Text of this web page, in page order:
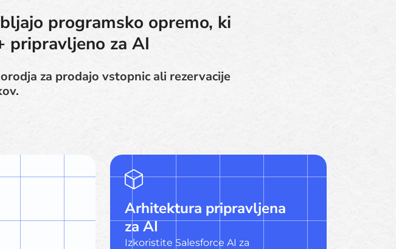
programsko opremo, ki
pripravljeno za AI
za prodajo vstopnic ali rezervacije
Arhitektura pripravljena
za AI
Izkoristite Salesforce AI za